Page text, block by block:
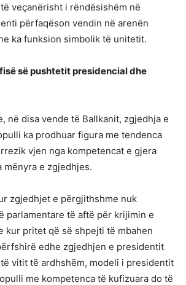
veçanërisht i rëndësishëm në
përfaqëson vendin në arenën
ka funksion simbolik të unitetit.
së pushtetit presidencial dhe
në disa vende të Ballkanit, zgjedhja e
ka prodhuar figura me tendenca
vjen nga kompetencat e gjera
mënyra e zgjedhjes.
zgjedhjet e përgjithshme nuk
parlamentare të aftë për krijimin e
kur pritet që së shpejti të mbahen
edhe zgjedhjen e presidentit
vitit të ardhshëm, modeli i presidentit
me kompetenca të kufizuara do të